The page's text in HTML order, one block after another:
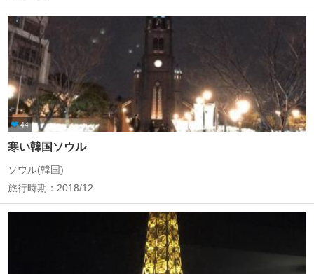
44
寒い韓国ソウル
ソウル(韓国)
旅行時期：2018/12